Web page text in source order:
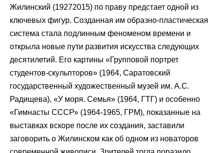
Жилинский (19272015) по праву предстает одной из
ключевых фигур. Созданная им образно-пластическая
система стала подлинным феноменом времени и
открыла новые пути развития искусства следующих
десятилетий. Его картины «Групповой портрет
студентов-скульпторов» (1964, Саратовский
государственный художественный музей им. А.С.
Радищева), «У моря. Семья» (1964, ГТГ) и особенно
«Гимнасты СССР» (1964-1965, ГРМ), показанные на
выставках вскоре после их создания, заставили
заговорить о Жилинском как об одном из новаторов